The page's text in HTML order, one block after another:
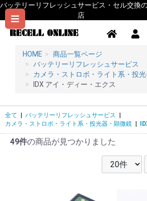
バッテリーリフレッシュサービス・セル交換
店
HOME
商品一覧ページ
バッテリーリフレッシュサービス
カメラ・ストロボ・ライト系・投
IDX アイ・ディー・エクス
全て バッテリーリフレッシュサービス
カメラ・ストロボ・ライト系・投光器・顕微鏡
49件の商品が見つかりました